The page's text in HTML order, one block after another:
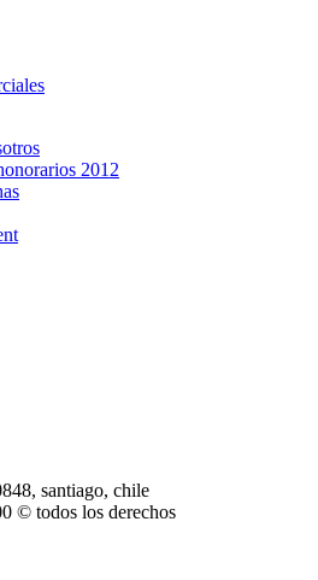
2012
santiago, chile
© todos los derechos